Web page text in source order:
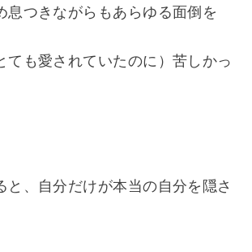
息つきながらもあらゆる面倒を
ても愛されていたのに）苦しかっ
と、自分だけが本当の自分を隠さ